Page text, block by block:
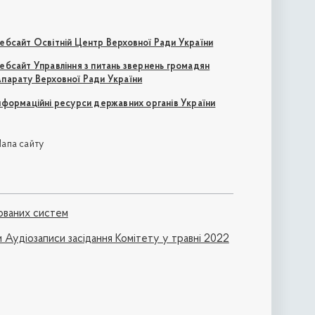
Освітній Центр Верховної Ради України
Управління з питань звернень громадян
Верховної Ради України
ресурси державних органів України
сайту
систем
засідання Комітету у травні 2022